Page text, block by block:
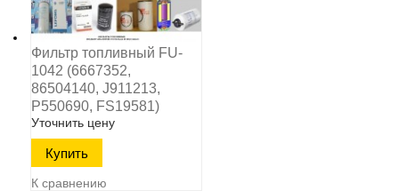
Фильтр топливный FU-
1042 (6667352,
86504140, J911213,
P550690, FS19581)
Уточнить цену
К сравнению